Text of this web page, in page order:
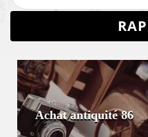
Achat antiquité 86